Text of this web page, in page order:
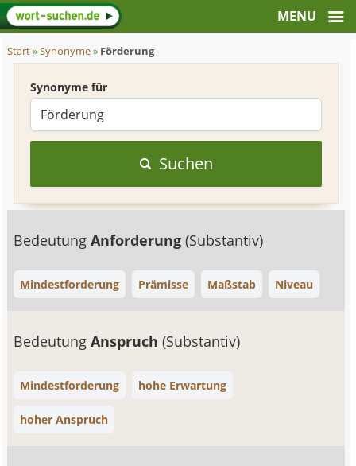
Start»Synonyme» Förderung
Synonyme für
Suchen
BedeutungAnforderung(Substantiv)
Mindestforderung Prämisse Maßstab Niveau
BedeutungAnspruch(Substantiv)
Mindestforderung hohe Erwartung
hoher Anspruch